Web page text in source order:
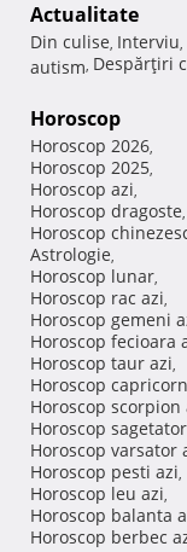
Actualitate
Din culise, Interviu,
autism, Despărţiri
Horoscop
Horoscop 2026,
Horoscop 2025,
Horoscop azi,
Horoscop dragoste,
Horoscop
Astrologie,
Horoscop lunar,
Horoscop rac azi,
Horoscop gemeni
Horoscop fecioara
Horoscop taur azi,
Horoscop
Horoscop scorpion
Horoscop
Horoscop varsator
Horoscop pesti azi,
Horoscop leu azi,
Horoscop balanta
Horoscop berbec